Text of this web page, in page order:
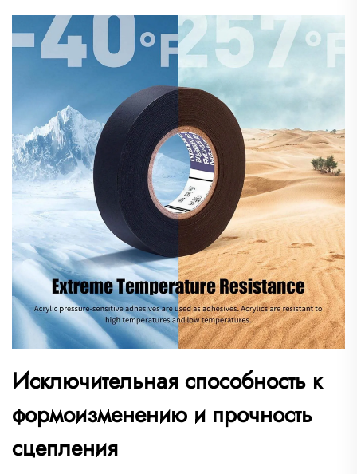
Исключительная способность к
формоизменению и прочность
сцепления